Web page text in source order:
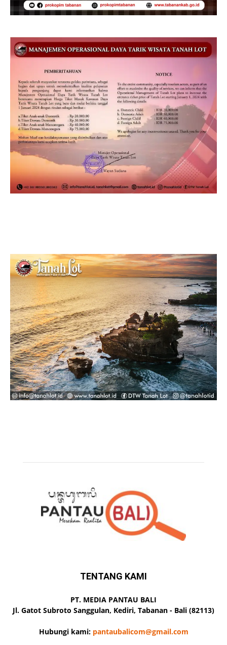
TENTANG KAMI
PT. MEDIA PANTAU BALI
Jl. Gatot Subroto Sanggulan, Kediri, Tabanan - Bali (82113)
Hubungi kami: pantaubalicom@gmail.com